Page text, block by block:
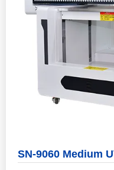
SN-9060 Medium